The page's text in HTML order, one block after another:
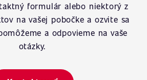
formulár alebo niektorý z
na vašej pobočke a ozvite sa
a odpovieme na vaše
otázky.